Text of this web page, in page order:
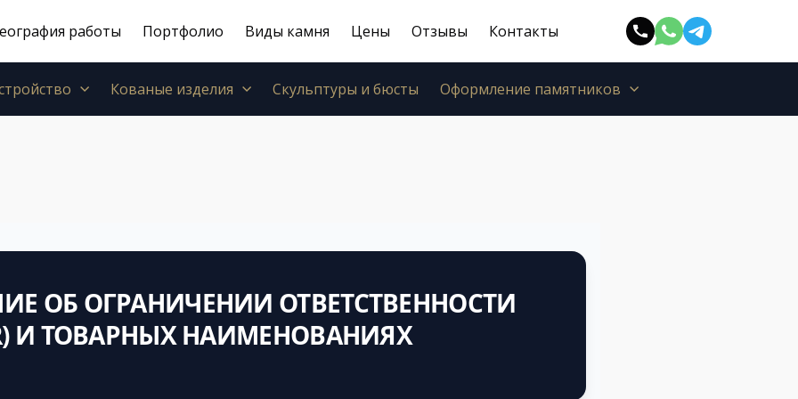
работы Портфолио Виды камня Цены Отзывы Контакты
Кованые изделия Скульптуры и бюсты Оформление памятников
ОБ ОГРАНИЧЕНИИ ОТВЕТСТВЕННОСТИ
И ТОВАРНЫХ НАИМЕНОВАНИЯХ